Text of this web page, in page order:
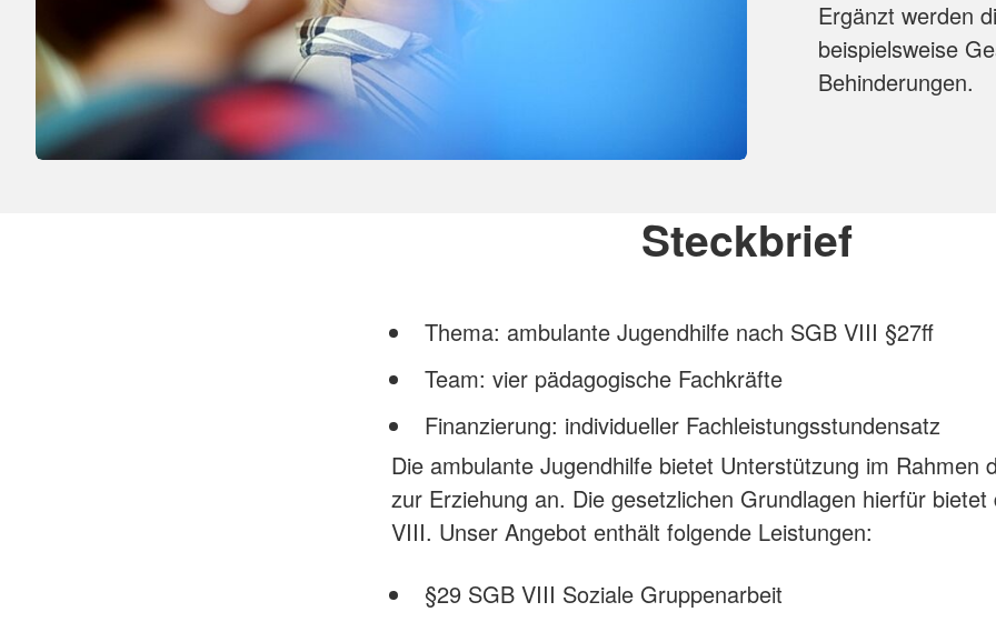
Ergänzt werden
beispielsweise
Behinderungen.
Steckbrief
Thema: ambulante Jugendhilfe nach SGB VIII §27ff
Team: vier pädagogische Fachkräfte
Finanzierung: individueller Fachleistungsstundensatz
Die ambulante Jugendhilfe bietet Unterstützung im Rahmen
zur Erziehung an. Die gesetzlichen Grundlagen hierfür bietet
VIII. Unser Angebot enthält folgende Leistungen:
§29 SGB VIII Soziale Gruppenarbeit